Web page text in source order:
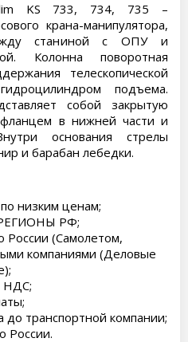
KS 733, 734, 735 –
крана-манипулятора,
станиной с ОПУ и
Колонна поворотная
телескопической
подъема.
собой закрытую
в нижней части и
основания стрелы
и барабан лебедки.
низким ценам;
РФ;
России (Самолетом,
компаниями (Деловые
НДС;
до транспортной компании;
России.